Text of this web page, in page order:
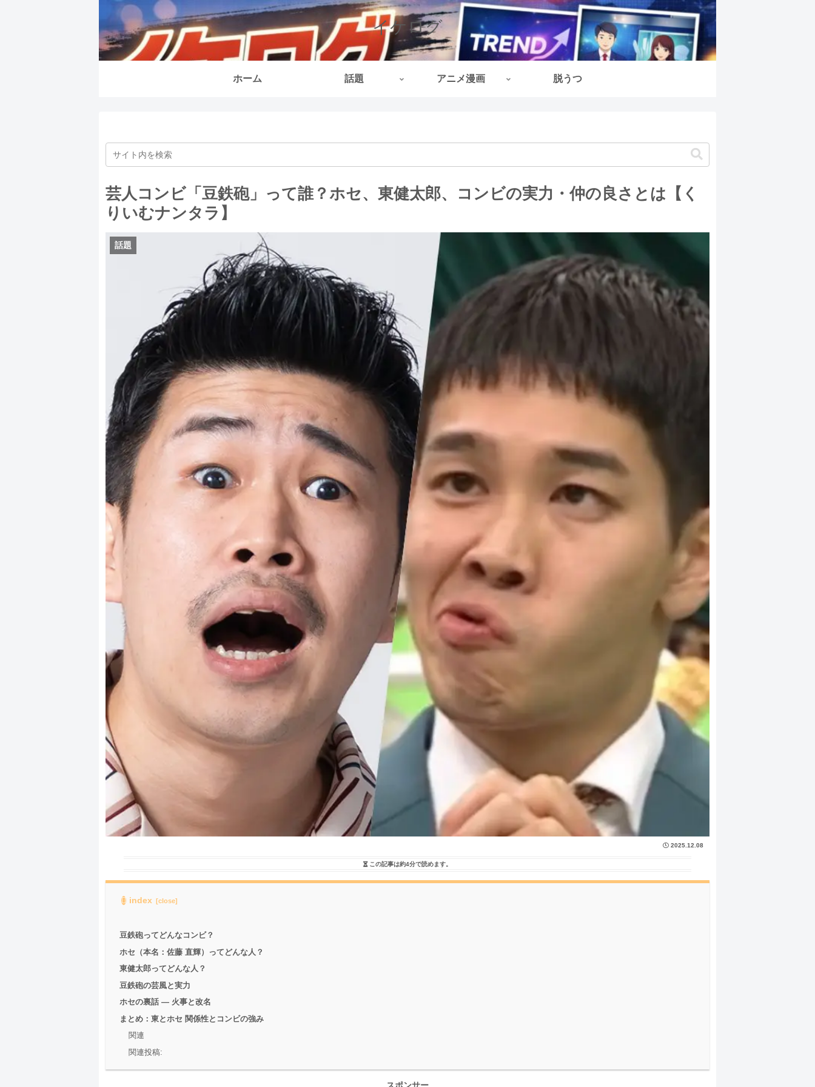
イケログ
ホーム 話題 アニメ漫画 脱うつ
芸人コンビ「豆鉄砲」って誰？ホセ、東健太郎、コンビの実力・仲の良さとは【く
りいむナンタラ】
話題
2025.12.08
この記事は約4分で読めます。
index
豆鉄砲ってどんなコンビ？
ホセ（本名：佐藤 直輝）ってどんな人？
東健太郎ってどんな人？
豆鉄砲の芸風と実力
ホセの裏話 ― 火事と改名
まとめ：東とホセ 関係性とコンビの強み
関連
関連投稿: